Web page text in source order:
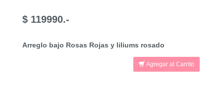
$ 119990.-
Arreglo bajo Rosas Rojas y liliums rosado
Agregar al Carrito